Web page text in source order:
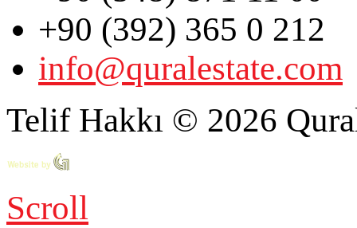
+90 (392) 365 0 212
info@quralestate.com
Telif Hakkı © 2026
Scroll